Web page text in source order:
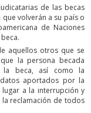
de las becas
volverán a su país o
de Naciones
aquellos otros que se
la persona becada
la beca, así como la
aportados por la
a la interrupción y
reclamación de todos